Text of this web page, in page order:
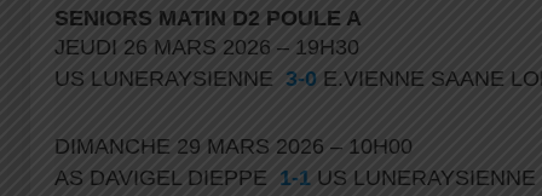
SENIORS MATIN D2 POULE A
JEUDI 26 MARS 2026 – 19H30
US LUNERAYSIENNE 3-0 E.VIENNE SAANE
DIMANCHE 29 MARS 2026 – 10H00
AS DAVIGEL DIEPPE 1-1 US